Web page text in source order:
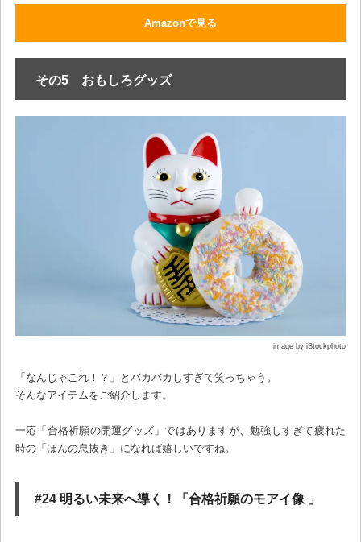
Amazonで見る
その5 おもしろグッズ
image by iStockphoto
「なんじゃこれ！？」とバカバカしすぎて笑っちゃう。
そんなアイテムをご紹介します。
一応「合格祈願の開運グッズ」ではありますが、勉強しすぎて疲れた
時の「ほんの息抜き」になれば嬉しいですね。
#24 明るい未来へ導く！「合格祈願のモアイ像 」